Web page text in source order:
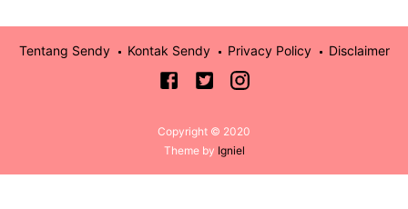
Tentang Sendy Kontak Sendy Privacy Policy Disclaimer
Copyright © 2020
Theme by Igniel